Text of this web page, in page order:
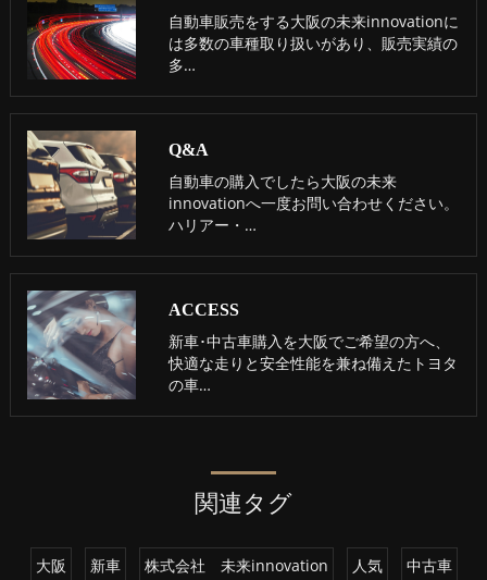
自動車販売をする大阪の未来innovationに
は多数の車種取り扱いがあり、販売実績の
多…
Q&A
自動車の購入でしたら大阪の未来
innovationへ一度お問い合わせください。
ハリアー・…
ACCESS
新車･中古車購入を大阪でご希望の方へ、
快適な走りと安全性能を兼ね備えたトヨタ
の車…
関連タグ
大阪 新車 株式会社 未来innovation 人気 中古車